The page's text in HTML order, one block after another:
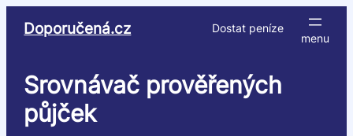
Doporučená.cz Dostat peníze
Srovnávač prověřených
půjček